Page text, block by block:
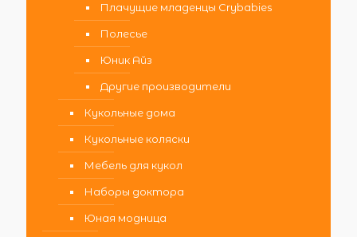
Плачущие младенцы Crybabies
Полесье
Юник Айз
Другие производители
Кукольные дома
Кукольные коляски
Мебель для кукол
Наборы доктора
Юная модница